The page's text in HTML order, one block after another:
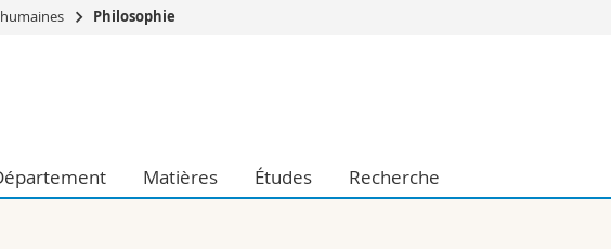
Lettres et sciences humaines
Sciences de l'éducation et de la formation
Collaborateurs
Philosophie
Matières Études Recherche